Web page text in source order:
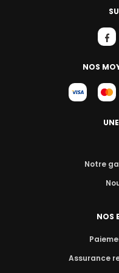
NOS
Notre
NOS
Assurance